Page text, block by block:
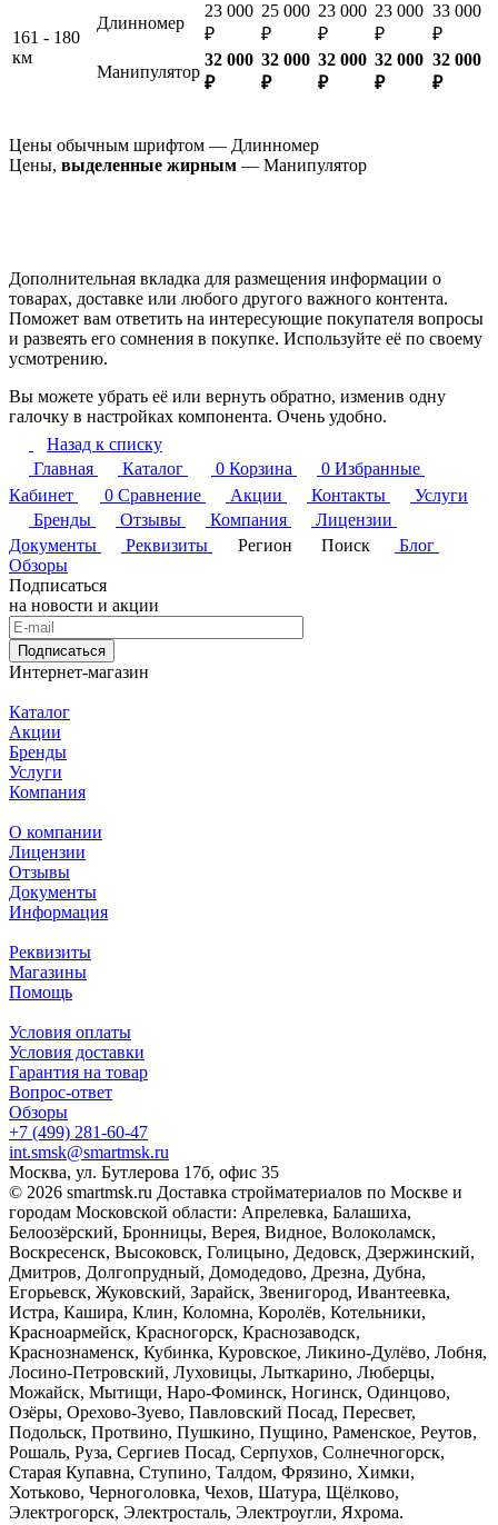
161 - 180
км
Длинномер
23 000
₽
25 000
₽
23 000
₽
23 000
₽
33 000
₽
Манипулятор
32 000
₽
32 000
₽
32 000
₽
32 000
₽
32 000
₽
Цены обычным шрифтом — Длинномер
Цены, выделенные жирным — Манипулятор
Дополнительная вкладка для размещения информации о
товарах, доставке или любого другого важного контента.
Поможет вам ответить на интересующие покупателя вопросы
и развеять его сомнения в покупке. Используйте её по своему
усмотрению.
Вы можете убрать её или вернуть обратно, изменив одну
галочку в настройках компонента. Очень удобно.
Назад к списку
Главная
Каталог 0 Корзина 0 Избранные
Кабинет
0 Сравнение Акции Контакты
Услуги
Бренды
Отзывы Компания
Лицензии
Документы
Реквизиты Регион Поиск
Блог
Обзоры
Подписаться
на новости и акции
Подписаться
Интернет-магазин
Каталог
Акции
Бренды
Услуги
Компания
О компании
Лицензии
Отзывы
Документы
Информация
Реквизиты
Магазины
Помощь
Условия оплаты
Условия доставки
Гарантия на товар
Вопрос-ответ
Обзоры
+7 (499) 281-60-47
int.smsk@smartmsk.ru
Москва, ул. Бутлерова 17б, офис 35
© 2026 smartmsk.ru Доставка стройматериалов по Москве и
городам Московской области: Апрелевка, Балашиха,
Белоозёрский, Бронницы, Верея, Видное, Волоколамск,
Воскресенск, Высоковск, Голицыно, Дедовск, Дзержинский,
Дмитров, Долгопрудный, Домодедово, Дрезна, Дубна,
Егорьевск, Жуковский, Зарайск, Звенигород, Ивантеевка,
Истра, Кашира, Клин, Коломна, Королёв, Котельники,
Красноармейск, Красногорск, Краснозаводск,
Краснознаменск, Кубинка, Куровское, Ликино-Дулёво, Лобня,
Лосино-Петровский, Луховицы, Лыткарино, Люберцы,
Можайск, Мытищи, Наро-Фоминск, Ногинск, Одинцово,
Озёры, Орехово-Зуево, Павловский Посад, Пересвет,
Подольск, Протвино, Пушкино, Пущино, Раменское, Реутов,
Рошаль, Руза, Сергиев Посад, Серпухов, Солнечногорск,
Старая Купавна, Ступино, Талдом, Фрязино, Химки,
Хотьково, Черноголовка, Чехов, Шатура, Щёлково,
Электрогорск, Электросталь, Электроугли, Яхрома.